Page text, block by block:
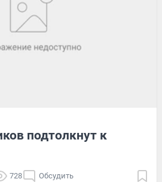
подтолкнут к
728 Обсудить